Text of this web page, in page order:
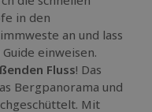
in den
an und lass
einweisen.
Fluss! Das
Bergpanorama und
Mit